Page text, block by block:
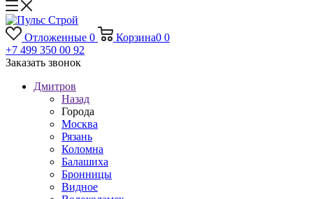
Отложенные 0 Корзина0 0
+7 499 350 00 92
Заказать звонок
Дмитров
Назад
Города
Москва
Рязань
Коломна
Балашиха
Бронницы
Видное